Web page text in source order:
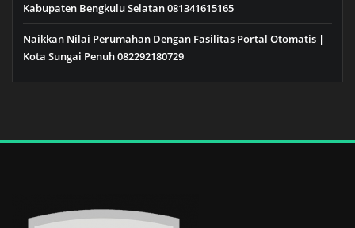
Kabupaten Bengkulu Selatan 081341615165
Naikkan Nilai Perumahan Dengan Fasilitas Portal Otomatis |
Kota Sungai Penuh 082292180729